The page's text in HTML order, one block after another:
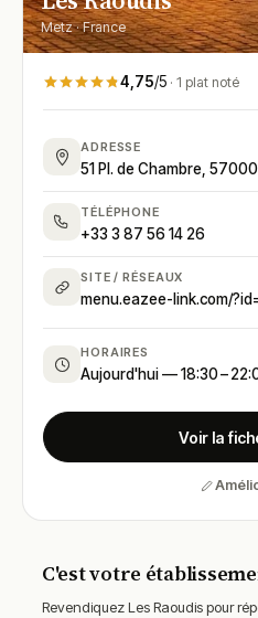
Metz · France
4,75/5 · 1 plat noté
ADRESSE
51 Pl. de Chambre,
TÉLÉPHONE
+33 3 87 56 14 26
SITE / RÉSEAUX
menu.eazee-link.com/
HORAIRES
Aujourd'hui — 18:30 –
Lundi
Mardi
Jeudi
Vendredi
Samedi
Voir la
C'est votre
Revendiquez Les Raoudis pour